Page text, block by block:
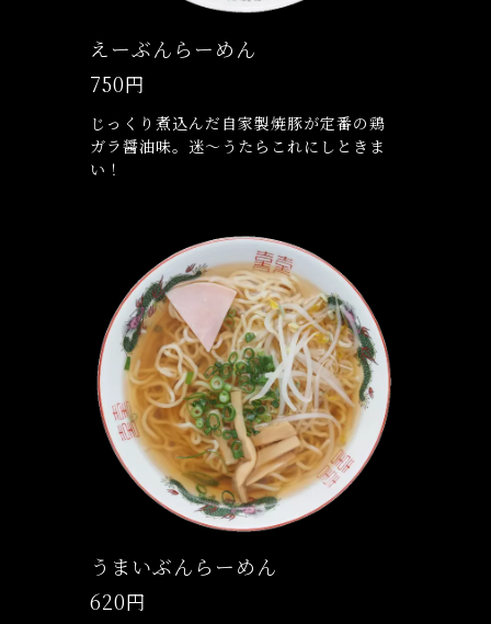
えーぶんらーめん
750円
じっくり煮込んだ自家製焼豚が定番の鶏
ガラ醤油味。迷～うたらこれにしときま
い！
うまいぶんらーめん
620円